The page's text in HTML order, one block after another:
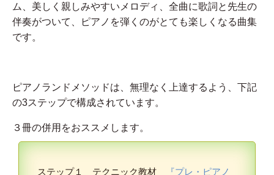
ム、美しく親しみやすいメロディ、全曲に歌詞と先生の
伴奏がついて、ピアノを弾くのがとても楽しくなる曲集
です。
ピアノランドメソッドは、無理なく上達するよう、下記
の3ステップで構成されています。
３冊の併用をおススメします。
ステップ１ テクニック教材
『プレ・ピアノ